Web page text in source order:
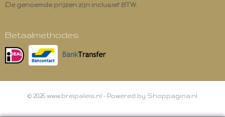
De genoemde prijzen zijn inclusief BTW.
Betaalmethodes
© 2026 www.breipaleis.nl - Powered by Shoppagina.nl